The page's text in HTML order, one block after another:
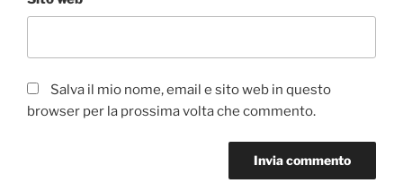
Salva il mio nome, email e sito web in questo
browser per la prossima volta che commento.